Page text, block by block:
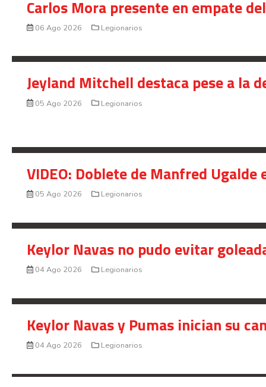
Carlos Mora presente en empate
06 Ago 2026 Legionarios
Jeyland Mitchell destaca pese a la
05 Ago 2026 Legionarios
VIDEO: Doblete de Manfred
05 Ago 2026 Legionarios
Keylor Navas no pudo evitar
04 Ago 2026 Legionarios
Keylor Navas y Pumas inician su
04 Ago 2026 Legionarios